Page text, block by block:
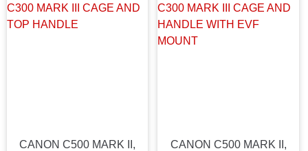
CANON C500 MARK II,
CANON C500 MARK II,